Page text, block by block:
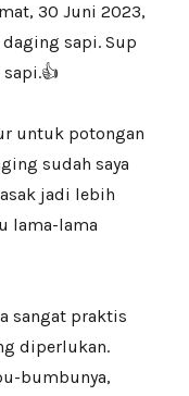
30 Juni 2023,
sapi. Sup
untuk potongan
sudah saya
jadi lebih
lama-lama
sangat praktis
diperlukan.
bumbunya,